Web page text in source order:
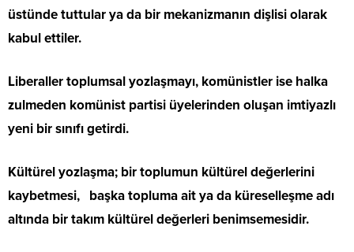
üstünde tuttular ya da bir mekanizmanın dişlisi olarak
kabul ettiler.
Liberaller toplumsal yozlaşmayı, komünistler ise halka
zulmeden komünist partisi üyelerinden oluşan imtiyazlı
yeni bir sınıfı getirdi.
Kültürel yozlaşma; bir toplumun kültürel değerlerini
kaybetmesi, başka topluma ait ya da küreselleşme adı
altında bir takım kültürel değerleri benimsemesidir.